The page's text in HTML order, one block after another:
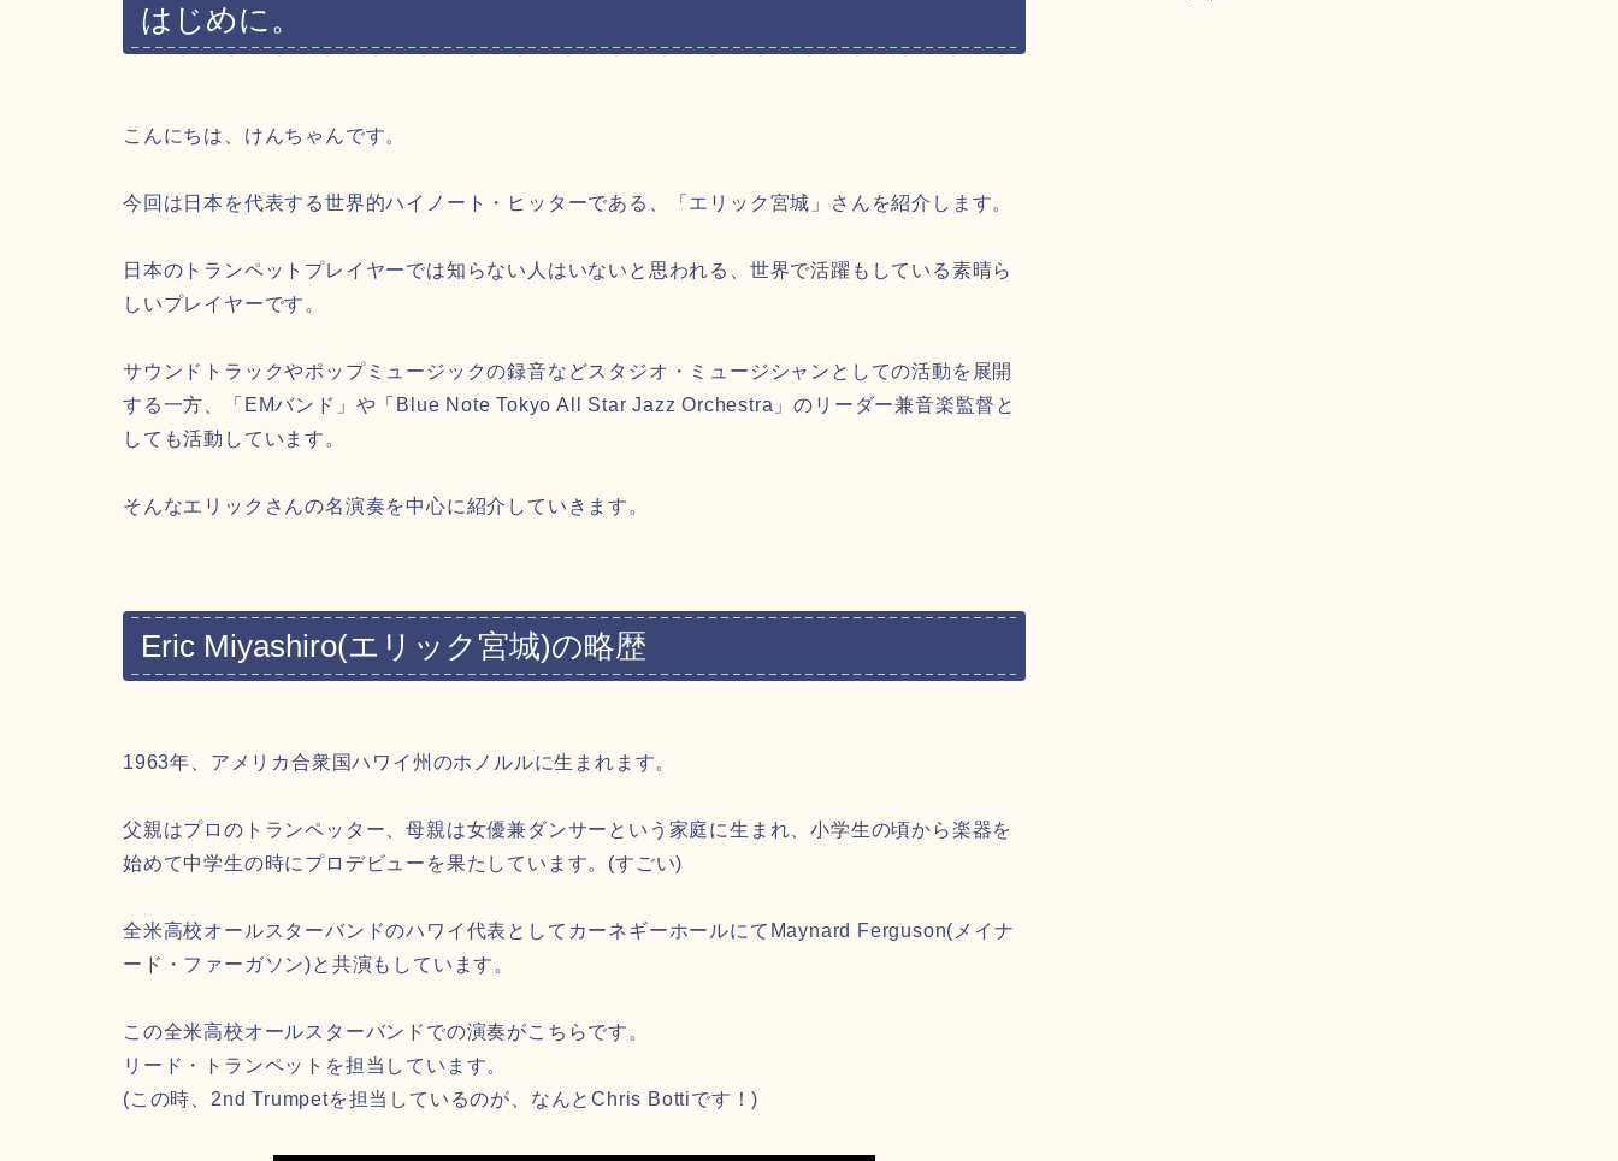
はじめに。
こんにちは、けんちゃんです。
今回は日本を代表する世界的ハイノート・ヒッターである、「エリック宮城」さんを紹介します。
日本のトランペットプレイヤーでは知らない人はいないと思われる、世界で活躍もしている素晴ら
しいプレイヤーです。
サウンドトラックやポップミュージックの録音などスタジオ・ミュージシャンとしての活動を展開
する一方、「EMバンド」や「Blue Note Tokyo All Star Jazz Orchestra」のリーダー兼音楽監督と
しても活動しています。
そんなエリックさんの名演奏を中心に紹介していきます。
Eric Miyashiro(エリック宮城)の略歴
1963年、アメリカ合衆国ハワイ州のホノルルに生まれます。
父親はプロのトランペッター、母親は女優兼ダンサーという家庭に生まれ、小学生の頃から楽器を
始めて中学生の時にプロデビューを果たしています。(すごい)
全米高校オールスターバンドのハワイ代表としてカーネギーホールにてMaynard Ferguson(メイナ
ード・ファーガソン)と共演もしています。
この全米高校オールスターバンドでの演奏がこちらです。
リード・トランペットを担当しています。
(この時、2nd Trumpetを担当しているのが、なんとChris Bottiです！)